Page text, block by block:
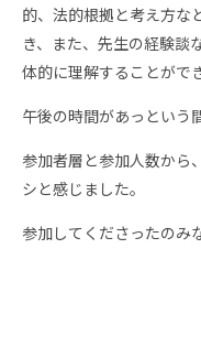
的、法的根拠と考え方な
き、また、先生の経験談
体的に理解することがで
午後の時間があっという
参加者層と参加人数から
シと感じました。
参加してくださったのみ